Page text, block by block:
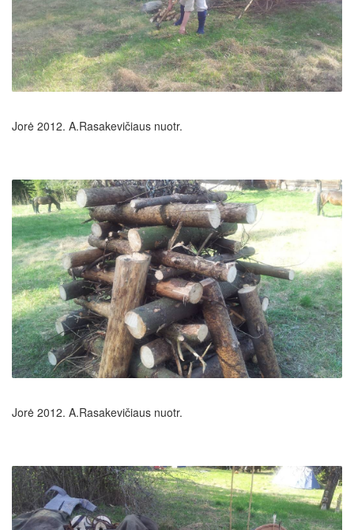
Jorė 2012. A.Rasakevičiaus nuotr.
Jorė 2012. A.Rasakevičiaus nuotr.